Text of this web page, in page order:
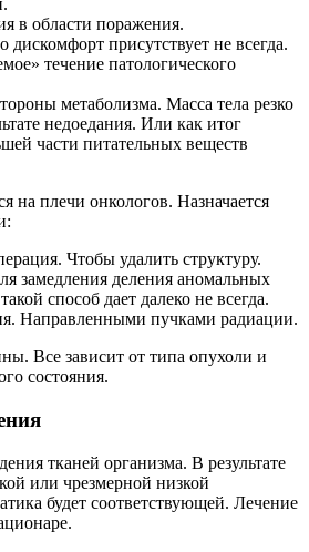
в области поражения.
дискомфорт присутствует не всегда.
течение патологического
метаболизма. Масса тела резко
недоедания. Или как итог
части питательных веществ
на плечи онкологов. Назначается
Чтобы удалить структуру.
замедления деления аномальных
способ дает далеко не всегда.
Направленными пучками радиации.
Все зависит от типа опухоли и
состояния.
тканей организма. В результате
или чрезмерной низкой
будет соответствующей. Лечение